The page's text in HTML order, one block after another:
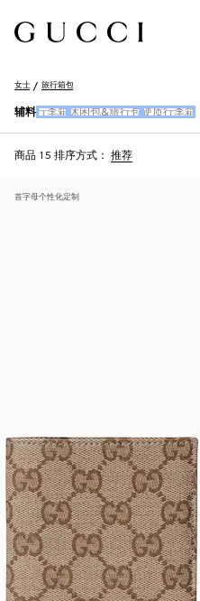
女士 旅行箱包
辅料 行李箱 休闲包&旅行包 硬质行李箱
商品 15 排序方式： 推荐
首字母个性化定制